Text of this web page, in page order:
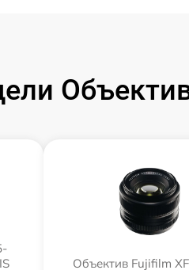
Объектив Fujifilm